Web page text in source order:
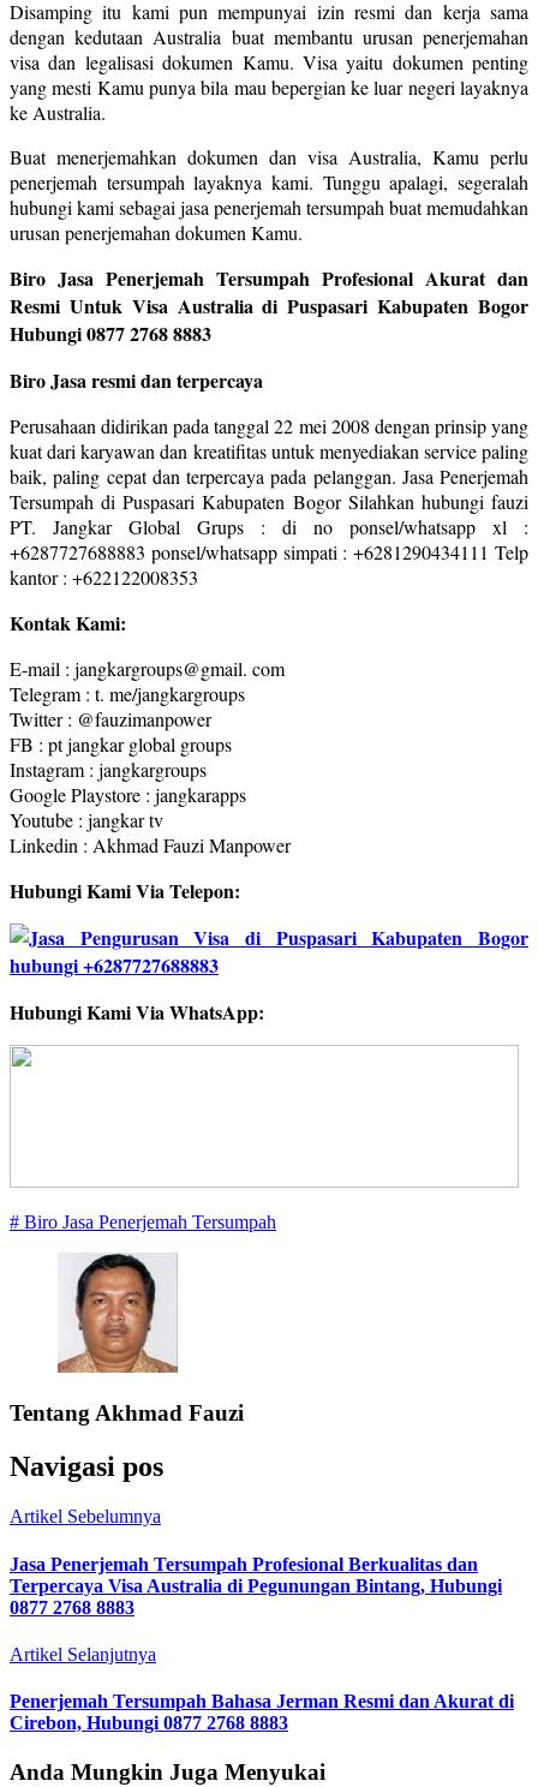
Disamping itu kami pun mempunyai izin resmi dan kerja sama
dengan kedutaan Australia buat membantu urusan penerjemahan
visa dan legalisasi dokumen Kamu. Visa yaitu dokumen penting
yang mesti Kamu punya bila mau bepergian ke luar negeri layaknya
ke Australia.
Buat menerjemahkan dokumen dan visa Australia, Kamu perlu
penerjemah tersumpah layaknya kami. Tunggu apalagi, segeralah
hubungi kami sebagai jasa penerjemah tersumpah buat memudahkan
urusan penerjemahan dokumen Kamu.
Biro Jasa Penerjemah Tersumpah Profesional Akurat dan
Resmi Untuk Visa Australia di Puspasari Kabupaten Bogor
Hubungi 0877 2768 8883
Biro Jasa resmi dan terpercaya
Perusahaan didirikan pada tanggal 22 mei 2008 dengan prinsip yang
kuat dari karyawan dan kreatifitas untuk menyediakan service paling
baik, paling cepat dan terpercaya pada pelanggan. Jasa Penerjemah
Tersumpah di Puspasari Kabupaten Bogor Silahkan hubungi fauzi
PT. Jangkar Global Grups : di no ponsel/whatsapp xl :
+6287727688883 ponsel/whatsapp simpati : +6281290434111 Telp
kantor : +622122008353
Kontak Kami:
E-mail : jangkargroups@gmail. com
Telegram : t. me/jangkargroups
Twitter : @fauzimanpower
FB : pt jangkar global groups
Instagram : jangkargroups
Google Playstore : jangkarapps
Youtube : jangkar tv
Linkedin : Akhmad Fauzi Manpower
Hubungi Kami Via Telepon:
Hubungi Kami Via WhatsApp:
# Biro Jasa Penerjemah Tersumpah
Tentang Akhmad Fauzi
Navigasi pos
Artikel Sebelumnya
Jasa Penerjemah Tersumpah Profesional Berkualitas dan
Terpercaya Visa Australia di Pegunungan Bintang, Hubungi
0877 2768 8883
Artikel Selanjutnya
Penerjemah Tersumpah Bahasa Jerman Resmi dan Akurat di
Cirebon, Hubungi 0877 2768 8883
Anda Mungkin Juga Menyukai